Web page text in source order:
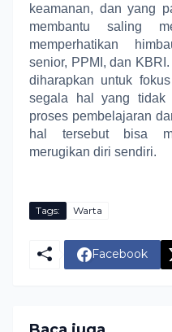
keamanan, dan yang
membantu saling
memperhatikan
senior, PPMI, dan
diharapkan untuk
segala hal yang tidak
proses pembelajaran
hal tersebut bisa
merugikan diri sendiri.
Tags: Warta
Facebook